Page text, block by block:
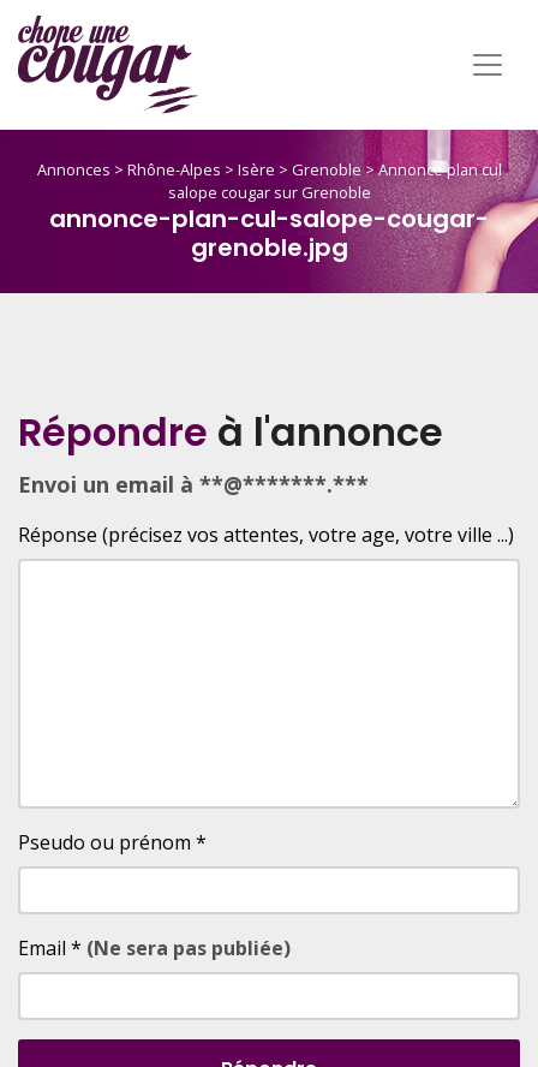
Annonces > Rhône-Alpes > Isère > Grenoble>Annonce plan cul
salope cougar sur Grenoble
annonce-plan-cul-salope-cougar-
grenoble.jpg
Répondre à l'annonce
Envoi un email à **@*******.***
Réponse (précisez vos attentes, votre age, votre ville ...)
Pseudo ou prénom *
Email * (Ne sera pas publiée)